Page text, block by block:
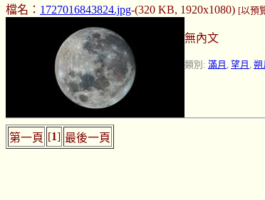
檔名： 1727016843824.jpg-(320 KB, 1920x1080) [以預
無內文
類別: 滿月 , 望月 , 朔
第一頁 [1] 最後一頁